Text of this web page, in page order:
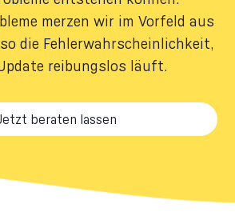
merzen wir im Vorfeld aus
die Fehlerwahrscheinlichkeit,
reibungslos läuft.
beraten lassen